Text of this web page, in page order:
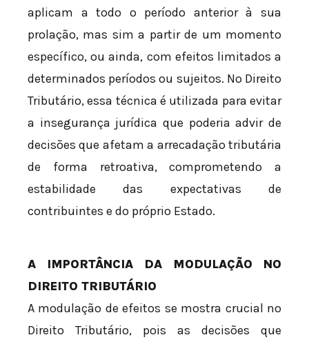
aplicam a todo o período anterior à sua
prolação, mas sim a partir de um momento
específico, ou ainda, com efeitos limitados a
determinados períodos ou sujeitos. No Direito
Tributário, essa técnica é utilizada para evitar
a insegurança jurídica que poderia advir de
decisões que afetam a arrecadação tributária
de forma retroativa, comprometendo a
estabilidade das expectativas de
contribuintes e do próprio Estado.
A IMPORTÂNCIA DA MODULAÇÃO NO
DIREITO TRIBUTÁRIO
A modulação de efeitos se mostra crucial no
Direito Tributário, pois as decisões que